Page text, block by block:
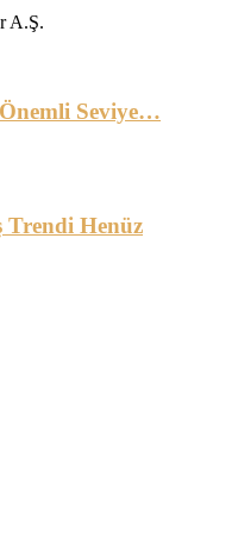
A.Ş.
Seviye…
Trendi Henüz